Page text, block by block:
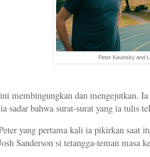
Peter Kavinsky and
membingungkan dan mengejutkan.
sadar bahwa surat-surat yang ia tulis
yang pertama kali ia pikirkan saat
Sanderson si tetangga-teman masa